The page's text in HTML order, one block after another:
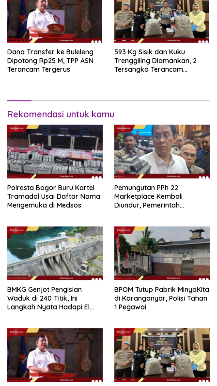
Dana Transfer ke Buleleng
Dipotong Rp25 M, TPP ASN
Terancam Tergerus
593 Kg Sisik dan Kuku
Trenggiling Diamankan, 2
Tersangka Terancam
Rekomendasi untuk kamu
Polresta Bogor Buru Kartel
Tramadol Usai Daftar Nama
Mengemuka di Medsos
Pemungutan PPh 22
Marketplace Kembali
Diundur, Pemerintah
BMKG Genjot Pengisian
Waduk di 240 Titik, Ini
Langkah Nyata Hadapi El
BPOM Tutup Pabrik MinyaKita
di Karanganyar, Polisi Tahan
1 Pegawai